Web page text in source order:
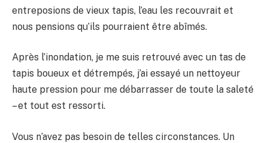
entreposions de vieux tapis, l’eau les recouvrait et
nous pensions qu’ils pourraient être abîmés.
Après l’inondation, je me suis retrouvé avec un tas de
tapis boueux et détrempés, j’ai essayé un nettoyeur
haute pression pour me débarrasser de toute la saleté
– et tout est ressorti.
Vous n’avez pas besoin de telles circonstances. Un